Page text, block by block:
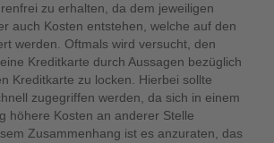
zu erhalten, da dem jeweiligen
auch Kosten entstehen, welche auf den
werden. Oftmals wird versucht, den
Kreditkarte durch Aussagen bezüglich
Kreditkarte zu locken. Hierbei sollte
zugegriffen werden, da sich in einem
höhere Kosten an anderer Stelle
Zusammenhang ist es anzuraten, das